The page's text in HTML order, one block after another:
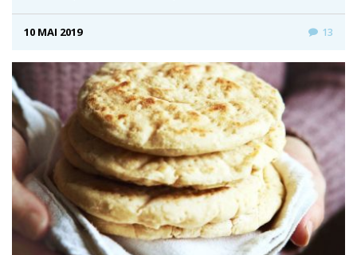
10 MAI 2019 13